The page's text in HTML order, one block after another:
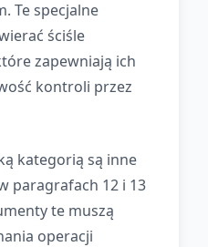
Te specjalne
ściśle
zapewniają ich
kontroli przez
kategorią są inne
paragrafach 12 i 13
te muszą
operacji